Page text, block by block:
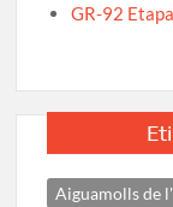
GR-92
Aiguamolls de